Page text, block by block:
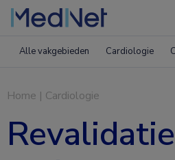
Alle vakgebieden Cardiologie
Home | Cardiologie
Revalidatie